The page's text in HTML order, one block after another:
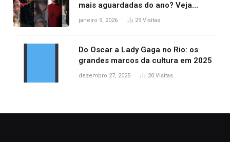
mais aguardadas do ano? Veja
principais lançamentos do cinema
janeiro 9, 2026 29 Visitas
Do Oscar a Lady Gaga no Rio: os
grandes marcos da cultura em 2025
dezembro 27, 2025 20 Visitas